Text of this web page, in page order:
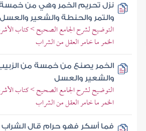
نزل تحريم الخمر وهي من خمسة
والتمر والحنطة والشعير والعسل
التوضيح لشرح الجامع الصحيح > كتاب
الخمر ما خامر العقل من الشراب
الخمر يصنع من خمسة من الزبيب
والشعير والعسل
التوضيح لشرح الجامع الصحيح > كتاب
الخمر ما خامر العقل من الشراب
فما أسكر فهو حرام قال الشراب